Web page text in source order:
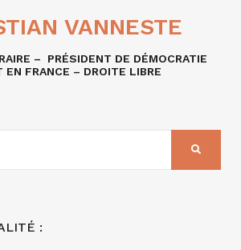
VANNESTE
– PRÉSIDENT DE DÉMOCRATIE
EN FRANCE – DROITE LIBRE
: